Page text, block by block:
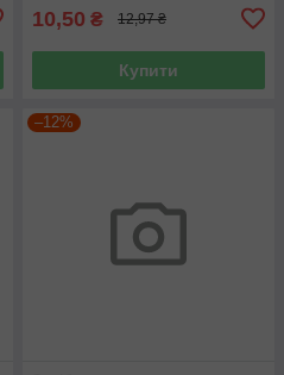
10,50 ₴ 12,97 ₴
Купити
–12%